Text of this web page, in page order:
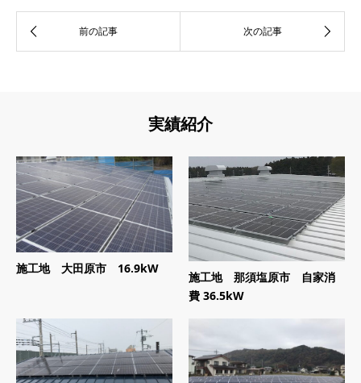
実績紹介
施工地 大田原市 16.9kW
施工地 那須塩原市 自家消
費 36.5kW